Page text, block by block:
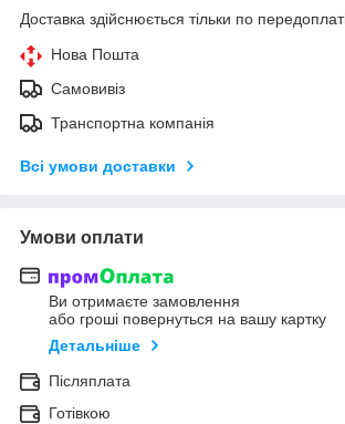
Доставка здійснюється тільки по
Нова Пошта
Самовивіз
Транспортна компанія
Всі умови доставки
Умови оплати
Ви отримаєте замовлення
або гроші повернуться на вашу картку
Детальніше
Післяплата
Готівкою